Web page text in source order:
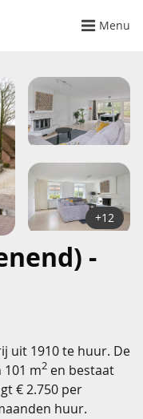
Menu
-
+12
uit 1910 te huur. De
m2 en bestaat
€ 2.750 per
huur.